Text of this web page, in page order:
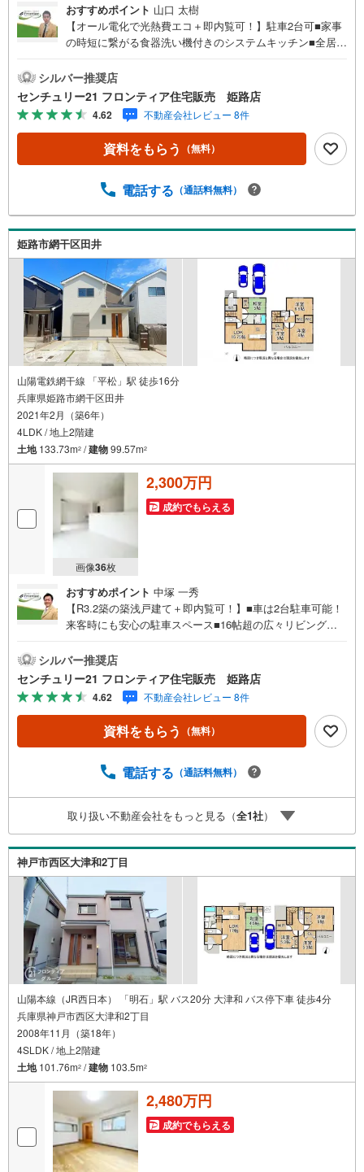
おすすめポイント 山口 太樹
【オール電化で光熱費エコ＋即内覧可！】駐車2台可■家事
の時短に繋がる食器洗い機付きのシステムキッチン■全居室
以内で買い物至便・火を使わず安全なIHクッキングヒータ
ーを採用・全居室に収納があり、クローゼットも豊富で片
付けがスムーズ・リビング横には和室があり小さなお子様
も安心して遊べます 立地・姫路市立安室東小学校まで徒歩
約6分・姫路市立安室中学校まで徒歩約5分 弊社が選ばれる
理由 1.お金の扱い方のプロ、ファイナンシャルプランナー
却専門チームあり！3.たくさんの銀行と繋がりがあるた
し後に必要になったお家のリフォームも弊社のリフォーム
プランナーがご提案！5.定期的にご連絡を繋ぎ、有事の際
に迅速にサポートいたします弊社は専門家同士が連携をと
っているため、より多くの知見がございます。お気軽にお
問合せください！
シルバー推奨店
センチュリー21 フロンティア住宅販売 姫路店
4.62 不動産会社レビュー 8件
資料をもらう （無料）
電話する （通話料無料）
姫路市網干区田井
山陽電鉄網干線 「平松」駅 徒歩16分
兵庫県姫路市網干区田井
2021年2月（築6年）
4LDK / 地上2階建
土地133.73m2 /建物99.57m2
画像36枚
2,300万円
成約でもらえる
おすすめポイント 中塚 一秀
【R3.2築の築浅戸建て＋即内覧可！】■車は2台駐車可能！
来客時にも安心の駐車スペース■16帖超の広々リビングで
られる省エネ住宅です 特徴・洗い物の時間を抑える、食器
洗浄乾燥機付きのシステムキッチン・WIC2箇所やSIC完
備！豊富な収納スペースで、生活空間を広く使えます・全
室2面採光を確保した明るく通風の良い設計 立地・姫路市
立大津茂小学校まで徒歩約8分・姫路市立朝日中学校まで徒
歩約21分 弊社が選ばれる理由 1.お金の扱い方のプロ、ファ
えなどにも対応できる売却専門チームあり！3.たくさんの
可能！4.物件のお引渡し後に必要になったお家のリフォー
ムも弊社のリフォームプランナーがご提案！5.定期的にご
連絡を繋ぎ、有事の際に迅速にサポートいたします弊社は
専門家同士が連携をとっているため、より多くの知見がご
ざいますお気軽にお問合せください
シルバー推奨店
センチュリー21 フロンティア住宅販売 姫路店
4.62 不動産会社レビュー 8件
資料をもらう （無料）
電話する （通話料無料）
取り扱い不動産会社をもっと見る（全1社）
神戸市西区大津和2丁目
山陽本線（JR西日本） 「明石」駅 バス20分 大津和 バス停下車 徒歩4分
兵庫県神戸市西区大津和2丁目
2008年11月（築18年）
4SLDK / 地上2階建
土地101.76m2 /建物 103.5m2
2,480万円
成約でもらえる